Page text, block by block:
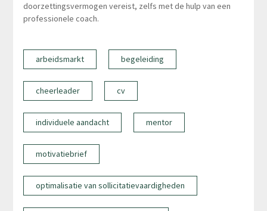
doorzettingsvermogen vereist, zelfs met de hulp van een
professionele coach.
arbeidsmarkt begeleiding
cheerleader cv
individuele aandacht mentor
motivatiebrief
optimalisatie van sollicitatievaardigheden